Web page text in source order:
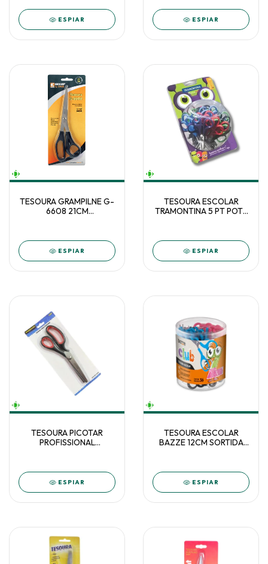
ESPIAR ESPIAR
TESOURA GRAMPILNE G-
6608 21CM
ESPIAR
TESOURA ESCOLAR
TRAMONTINA 5 PT POTE
ESPIAR
TESOURA PICOTAR
PROFISSIONAL
ESPIAR
TESOURA ESCOLAR
BAZZE 12CM SORTIDA
ESPIAR